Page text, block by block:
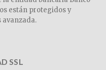
están protegidos y
SSL